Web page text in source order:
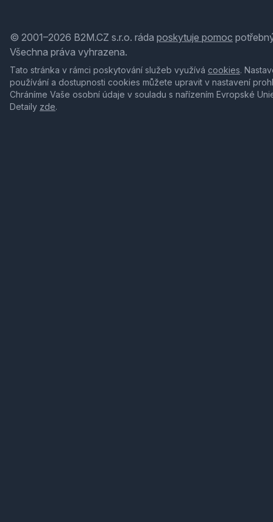
© 2001–2026 B2M.CZ s.r.o. ráda poskytuje pomoc
Všechna práva vyhrazena.
Tato stránka v rámci poskytování služeb využívá cookies.
používání a dostupnosti cookies můžete upravit v nastavení
Chráníme Vaše osobní údaje v souladu s nařízením Evropské
Detaily zde.